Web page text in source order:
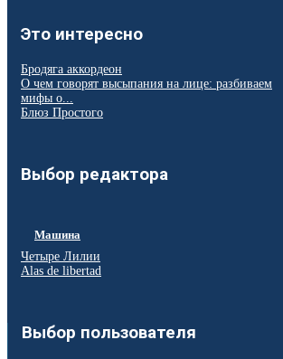
Это интересно
Бродяга аккордеон
О чем говорят высыпания на лице: разбиваем
мифы о...
Блюз Простого
Выбор редактора
Машина
Четыре Лилии
Alas de libertad
Выбор пользователя